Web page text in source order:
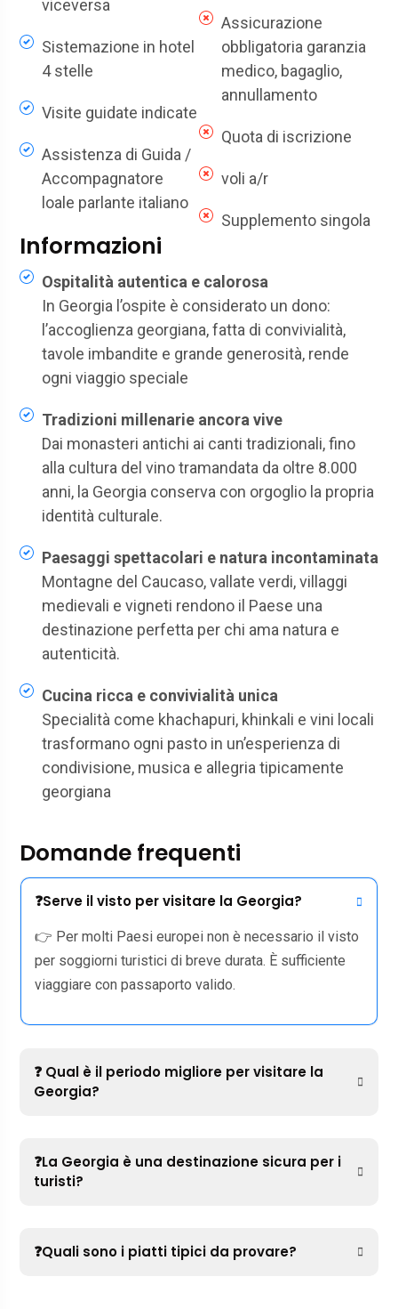
viceversa
Sistemazione in hotel
4 stelle
Visite guidate indicate
Assistenza di Guida /
Accompagnatore
loale parlante italiano
Assicurazione
obbligatoria garanzia
medico, bagaglio,
annullamento
Quota di iscrizione
voli a/r
Supplemento singola
Informazioni
Ospitalità autentica e calorosa
In Georgia l’ospite è considerato un dono:
l’accoglienza georgiana, fatta di convivialità,
tavole imbandite e grande generosità, rende
ogni viaggio speciale
Tradizioni millenarie ancora vive
Dai monasteri antichi ai canti tradizionali, fino
alla cultura del vino tramandata da oltre 8.000
anni, la Georgia conserva con orgoglio la propria
identità culturale.
Paesaggi spettacolari e natura incontaminata
Montagne del Caucaso, vallate verdi, villaggi
medievali e vigneti rendono il Paese una
destinazione perfetta per chi ama natura e
autenticità.
Cucina ricca e convivialità unica
Specialità come khachapuri, khinkali e vini locali
trasformano ogni pasto in un’esperienza di
condivisione, musica e allegria tipicamente
georgiana
Domande frequenti
❓Serve il visto per visitare la Georgia?
👉 Per molti Paesi europei non è necessario il visto
per soggiorni turistici di breve durata. È sufficiente
viaggiare con passaporto valido.
❓ Qual è il periodo migliore per visitare la
Georgia?
❓La Georgia è una destinazione sicura per i
turisti?
❓Quali sono i piatti tipici da provare?